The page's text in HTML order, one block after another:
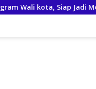
Jadi Motor Penggerak